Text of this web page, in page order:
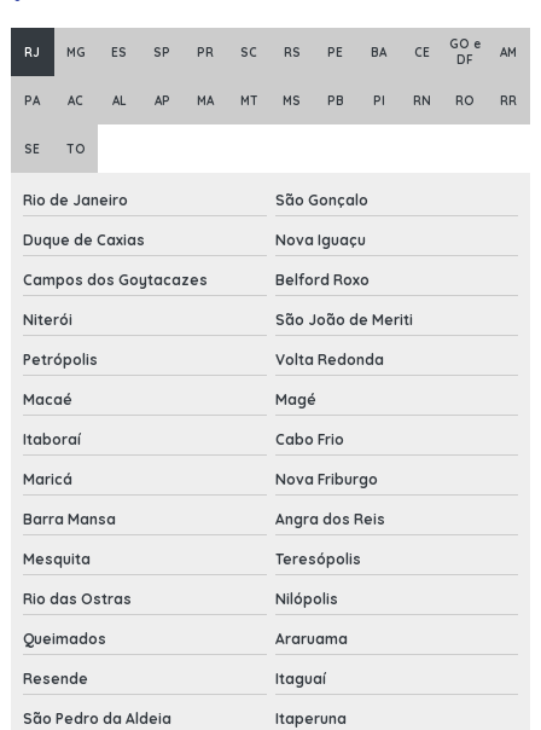
RJ MG ES SP PR SC RS PE BA CE
GO e
DF
AM
PA AC AL AP MA MT MS PB PI RN RO RR
SE TO
Rio de Janeiro São Gonçalo
Duque de Caxias Nova Iguaçu
Campos dos Goytacazes Belford Roxo
Niterói São João de Meriti
Petrópolis Volta Redonda
Macaé Magé
Itaboraí Cabo Frio
Maricá Nova Friburgo
Barra Mansa Angra dos Reis
Mesquita Teresópolis
Rio das Ostras Nilópolis
Queimados Araruama
Resende Itaguaí
São Pedro da Aldeia Itaperuna